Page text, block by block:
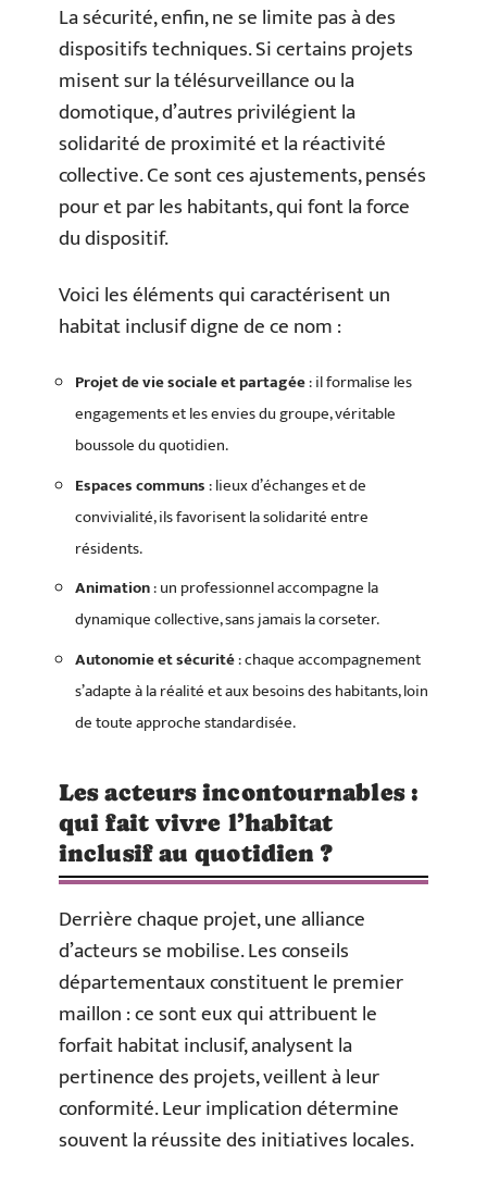
La sécurité, enfin, ne se limite pas à des
dispositifs techniques. Si certains projets
misent sur la télésurveillance ou la
domotique, d’autres privilégient la
solidarité de proximité et la réactivité
collective. Ce sont ces ajustements, pensés
pour et par les habitants, qui font la force
du dispositif.
Voici les éléments qui caractérisent un
habitat inclusif digne de ce nom :
Projet de vie sociale et partagée: il formalise les
engagements et les envies du groupe, véritable
boussole du quotidien.
Espaces communs: lieux d’échanges et de
convivialité, ils favorisent la solidarité entre
résidents.
Animation: un professionnel accompagne la
dynamique collective, sans jamais la corseter.
Autonomie et sécurité: chaque accompagnement
s’adapte à la réalité et aux besoins des habitants, loin
de toute approche standardisée.
Les acteurs incontournables :
qui fait vivre l’habitat
inclusif au quotidien ?
Derrière chaque projet, une alliance
d’acteurs se mobilise. Les conseils
départementaux constituent le premier
maillon : ce sont eux qui attribuent le
forfait habitat inclusif, analysent la
pertinence des projets, veillent à leur
conformité. Leur implication détermine
souvent la réussite des initiatives locales.